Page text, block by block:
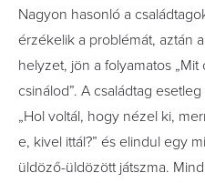
Nagyon hasonló a
érzékelik a problémát, aztán
helyzet, jön a folyamatos
csinálod”. A családtag
„Hol voltál, hogy nézel ki,
e, kivel ittál?” és elindul egy
üldöző-üldözött játszma.